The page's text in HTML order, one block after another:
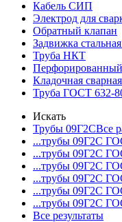
Кабель СИП
Электрод для
Обратный клапан
Задвижка
Труба НКТ
Кладочная
Труба ГОСТ 632-
Искать
Трубы 09Г2СВсе
...трубы 09Г2С
...трубы 09Г2С
...трубы 09Г2С
...трубы 09Г2С
...трубы 09Г2С
...трубы 09Г2С
Все результаты